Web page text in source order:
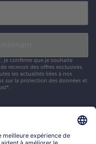
je confirme que je souhaite
recevoir des offres exclusives,
les actualités liées à nos
sur la protection des données et
.